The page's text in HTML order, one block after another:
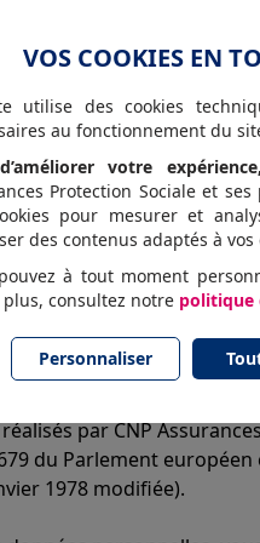
engagée à
formulée
communiqués par
afin de vous
par CNP
du Parlement
1978 modifiée).
VOS COOKIES EN
utilise des cookies
au fonctionnement du
votre
Protection Sociale et
pour mesurer et
des contenus adaptés à vos
à tout moment
plus, consultez notre politique
Personnaliser